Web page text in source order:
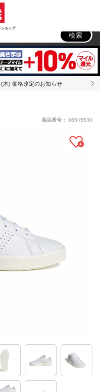
ショップ
検索
木) 価格改定のお知らせ
商品番号： 86545530